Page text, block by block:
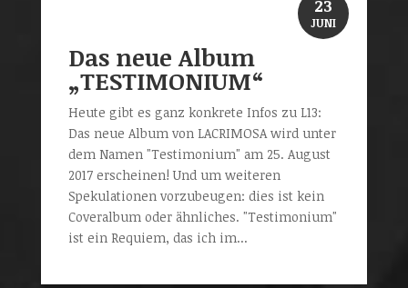
Das neue Album
„TESTIMONIUM“
Heute gibt es ganz konkrete Infos zu L13:
Das neue Album von LACRIMOSA wird unter
dem Namen "Testimonium" am 25. August
2017 erscheinen! Und um weiteren
Spekulationen vorzubeugen: dies ist kein
Coveralbum oder ähnliches. "Testimonium"
ist ein Requiem, das ich im...
23
JUNI